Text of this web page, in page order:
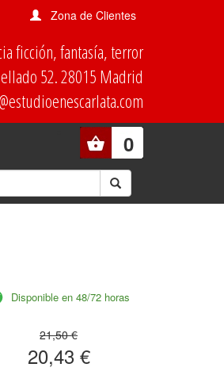
Zona de Clientes
ficción, fantasía, terror
52. 28015 Madrid
0
Disponible en 48/72 horas
21,50 €
20,43 €